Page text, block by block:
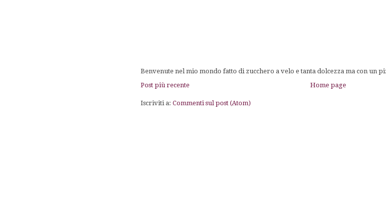
Benvenute nel mio mondo fatto di zucchero a velo e tanta dolcezza ma con un
Post più recente
Home page
Iscriviti a:Commenti sul post (Atom)